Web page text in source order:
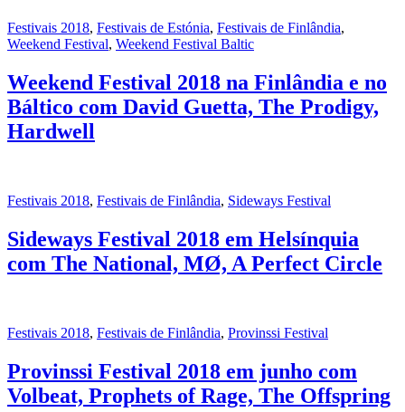
Festivais 2018, Festivais de Estónia, Festivais de Finlândia,
Weekend Festival, Weekend Festival Baltic
Weekend Festival 2018 na Finlândia e no
Báltico com David Guetta, The Prodigy,
Hardwell
Festivais 2018, Festivais de Finlândia, Sideways Festival
Sideways Festival 2018 em Helsínquia
com The National, MØ, A Perfect Circle
Festivais 2018, Festivais de Finlândia, Provinssi Festival
Provinssi Festival 2018 em junho com
Volbeat, Prophets of Rage, The Offspring